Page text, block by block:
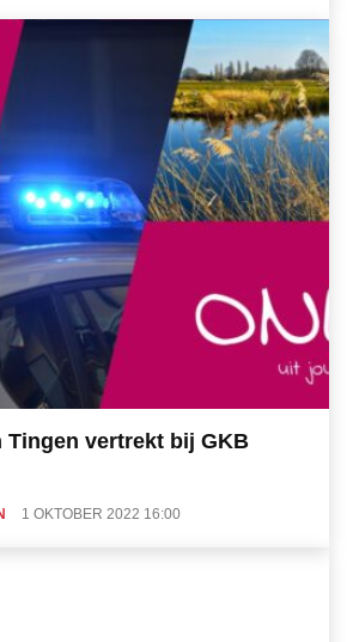
Tingen vertrekt bij GKB
1 OKTOBER 2022 16:00